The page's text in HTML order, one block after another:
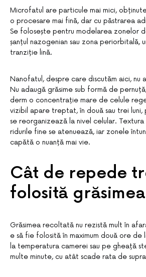
Microfatul are particule mai mici,
o procesare mai fină, dar cu păstrarea
Se folosește pentru modelarea zonelor
șanțul nazogenian sau zona periorbitală,
tranziție lină.
Nanofatul, despre care discutăm aici, nu
Nu adaugă grăsime sub formă de
derm o concentrație mare de celule
vizibil apare treptat, în două sau trei luni,
se reorganizează la nivel celular.
ridurile fine se atenuează, iar zonele
capătă o nuanță mai vie.
Cât de repede
folosită grăsimea
Grăsimea recoltată nu rezistă mult în
e să fie folosită în maximum două ore
la temperatura camerei sau pe gheață
multe minute, cu atât scade rata de